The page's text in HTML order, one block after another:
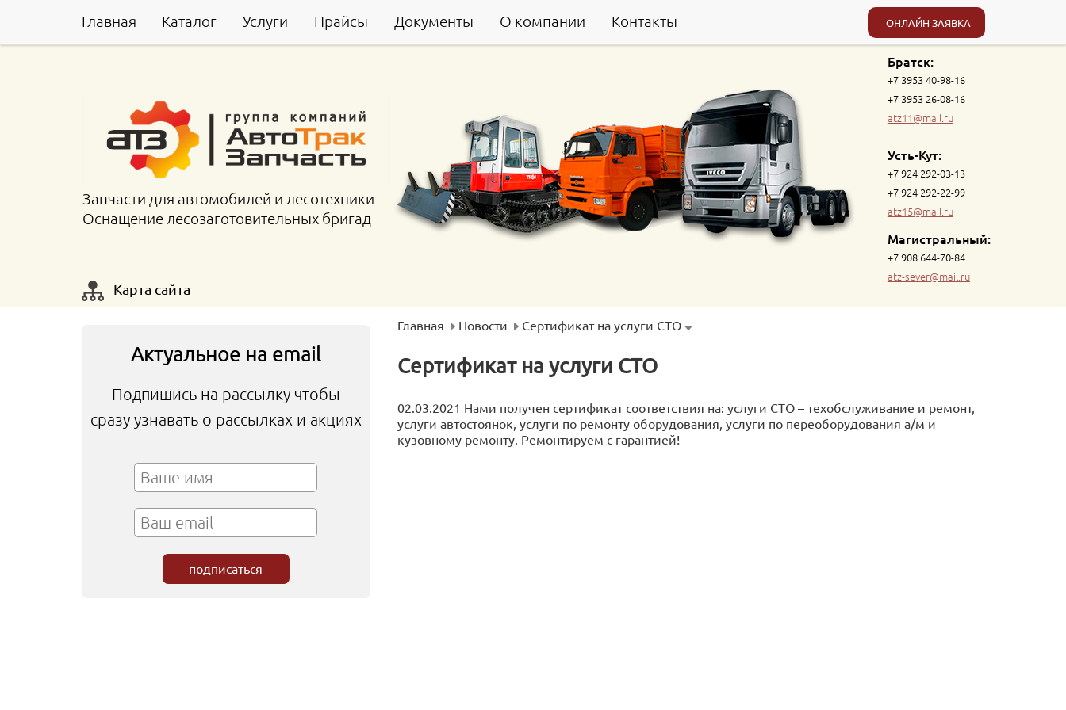
Главная Каталог Услуги Прайсы Документы О компании Контакты ОНЛАЙН ЗАЯВКА
Запчасти для автомобилей и лесотехники
Оснащение лесозаготовительных бригад
Братск:
+7 3953 40-98-16
+7 3953 26-08-16
atz11@mail.ru
Усть-Кут:
+7 924 292-03-13
+7 924 292-22-99
atz15@mail.ru
Магистральный:
+7 908 644-70-84
atz-sever@mail.ru
Карта сайта
Актуальное на email
Подпишись на рассылку чтобы
сразу узнавать о рассылках и акциях
Главная Новости Сертификат на услуги СТО
Сертификат на услуги СТО
02.03.2021 Нами получен сертификат соответствия на: услуги СТО – техобслуживание и ремонт,
услуги автостоянок, услуги по ремонту оборудования, услуги по переоборудования а/м и
кузовному ремонту. Ремонтируем с гарантией!